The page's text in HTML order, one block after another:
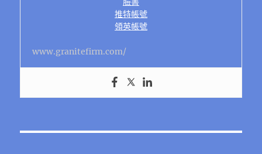
推特帳號
領英帳號
www.granitefirm.com/